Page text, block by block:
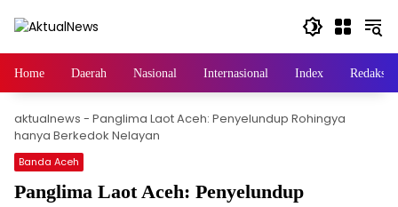
Home Daerah Nasional Internasional Index Redaksi
aktualnews - Panglima Laot Aceh: Penyelundup Rohingya
hanya Berkedok Nelayan
Banda Aceh
Panglima Laot Aceh: Penyelundup